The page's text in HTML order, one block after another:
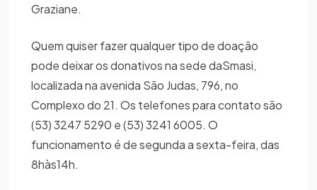
Graziane.
Quem quiser fazer qualquer tipo de doação
pode deixar os donativos na sede daSmasi,
localizada na avenida São Judas, 796, no
Complexo do 21. Os telefones para contato são
(53) 3247 5290 e (53) 3241 6005. O
funcionamento é de segunda a sexta-feira, das
8hàs14h.